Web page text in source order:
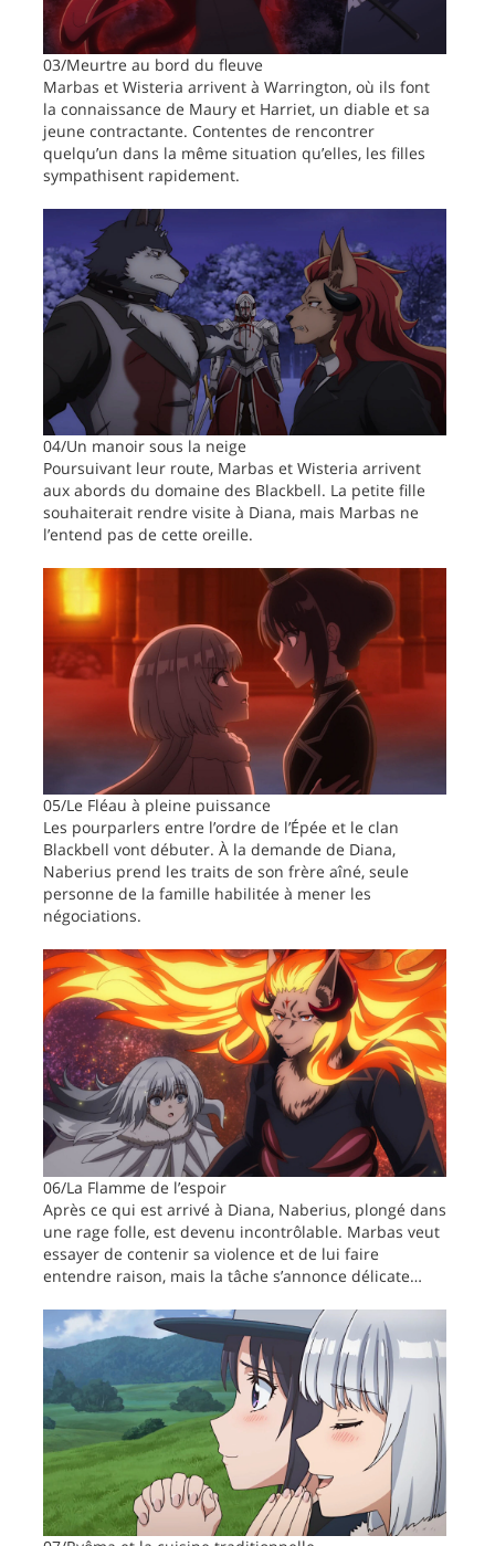
03/Meurtre au bord du fleuve
Marbas et Wisteria arrivent à Warrington, où ils font
la connaissance de Maury et Harriet, un diable et sa
jeune contractante. Contentes de rencontrer
quelqu’un dans la même situation qu’elles, les filles
sympathisent rapidement.
04/Un manoir sous la neige
Poursuivant leur route, Marbas et Wisteria arrivent
aux abords du domaine des Blackbell. La petite fille
souhaiterait rendre visite à Diana, mais Marbas ne
l’entend pas de cette oreille.
05/Le Fléau à pleine puissance
Les pourparlers entre l’ordre de l’Épée et le clan
Blackbell vont débuter. À la demande de Diana,
Naberius prend les traits de son frère aîné, seule
personne de la famille habilitée à mener les
négociations.
06/La Flamme de l’espoir
Après ce qui est arrivé à Diana, Naberius, plongé dans
une rage folle, est devenu incontrôlable. Marbas veut
essayer de contenir sa violence et de lui faire
entendre raison, mais la tâche s’annonce délicate…